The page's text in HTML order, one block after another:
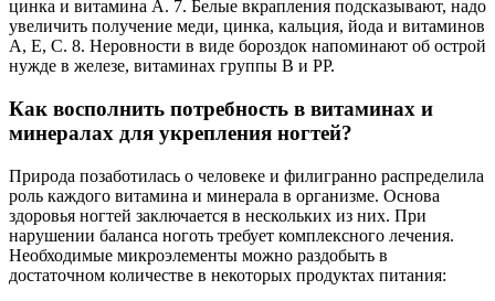
цинка и витамина А. 7. Белые вкрапления подсказывают, надо
увеличить получение меди, цинка, кальция, йода и витаминов
А, Е, С. 8. Неровности в виде бороздок напоминают об острой
нужде в железе, витаминах группы В и РР.
Как восполнить потребность в витаминах и
минералах для укрепления ногтей?
Природа позаботилась о человеке и филигранно распределила
роль каждого витамина и минерала в организме. Основа
здоровья ногтей заключается в нескольких из них. При
нарушении баланса ноготь требует комплексного лечения.
Необходимые микроэлементы можно раздобыть в
достаточном количестве в некоторых продуктах питания: